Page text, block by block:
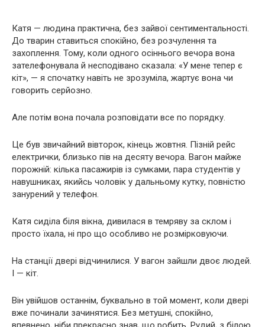
Катя — людина практична, без зайвої сентиментальності.
До тварин ставиться спокійно, без розчулення та
захоплення. Тому, коли одного осіннього вечора вона
зателефонувала й несподівано сказала: «У мене тепер є
кіт», — я спочатку навіть не зрозуміла, жартує вона чи
говорить серйозно.
Але потім вона почала розповідати все по порядку.
Це був звичайний вівторок, кінець жовтня. Пізній рейс
електрички, близько пів на десяту вечора. Вагон майже
порожній: кілька пасажирів із сумками, пара студентів у
навушниках, якийсь чоловік у дальньому кутку, повністю
занурений у телефон.
Катя сиділа біля вікна, дивилася в темряву за склом і
просто їхала, ні про що особливо не розмірковуючи.
На станції двері відчинилися. У вагон зайшли двоє людей.
І — кіт.
Він увійшов останнім, буквально в той момент, коли двері
вже починали зачинятися. Без метушні, спокійно,